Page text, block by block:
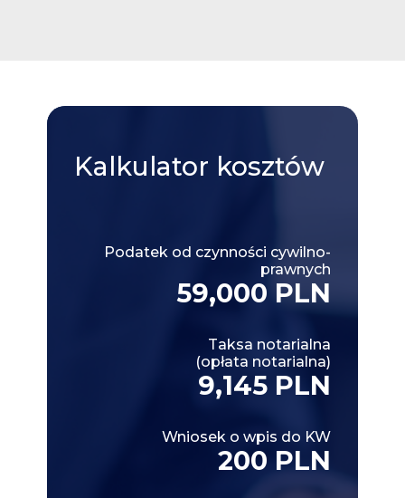
Kalkulator kosztów
Podatek od czynności cywilno-
prawnych
59,000 PLN
Taksa notarialna
(opłata notarialna)
9,145 PLN
Wniosek o wpis do KW
200 PLN